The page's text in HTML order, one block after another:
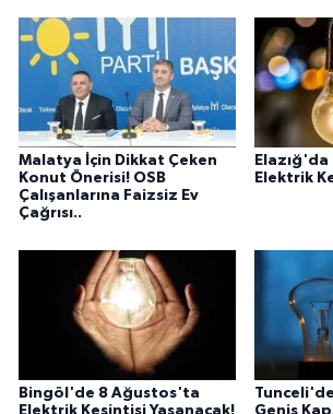
Malatya İçin Dikkat Çeken
Konut Önerisi! OSB
Çalışanlarına Faizsiz Ev
Çağrısı..
Elektrik
Bingöl'de 8 Ağustos'ta
Elektrik Kesintisi Yaşanacak!
Geniş